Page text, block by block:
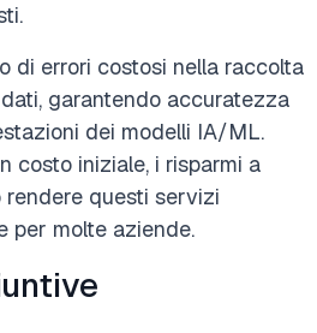
di errori costosi nella raccolta
garantendo accuratezza
dei modelli IA/ML.
costo iniziale, i risparmi a
questi servizi
per molte aziende.